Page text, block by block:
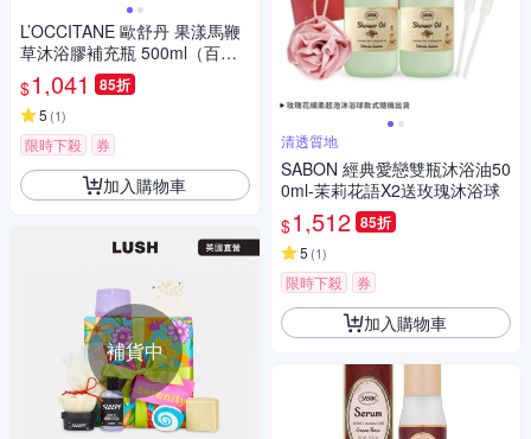
L’OCCITANE 歐舒丹 果漾馬鞭
草沐浴膠補充瓶 500ml（百貨
公司貨）
$1,041 85折
5 (1)
限時下殺 券
加入購物車
補貨中
清透質地
SABON 經典愛戀雙瓶沐浴油50
0ml-茉莉花語X2送玫瑰沐浴球
$1,512 85折
5 (1)
限時下殺 券
加入購物車